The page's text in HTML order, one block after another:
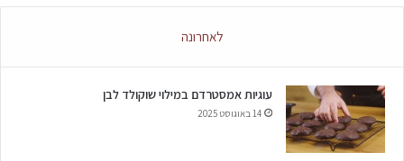
לאחרונה
עוגיות אמסטרדם במילוי שוקולד לבן
14 באוגוסט 2025